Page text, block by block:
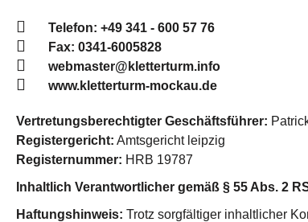
Telefon: +49 341 - 600 57 76
Fax: 0341-6005828
webmaster@kletterturm.info
www.kletterturm-mockau.de
Vertretungsberechtigter Geschäftsführer:
Registergericht: Amtsgericht leipzig
Registernummer: HRB 19787
Inhaltlich Verantwortlicher gemäß § 55 Abs. 2
Haftungshinweis: Trotz sorgfältiger inhaltlicher